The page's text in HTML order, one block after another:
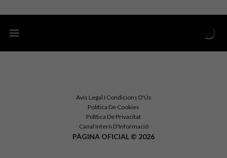
Avís Legal I Condicions D'Ús
Política De Cookies
Política De Privacitat
Canal Intern D'Informació
PÀGINA OFICIAL © 2026